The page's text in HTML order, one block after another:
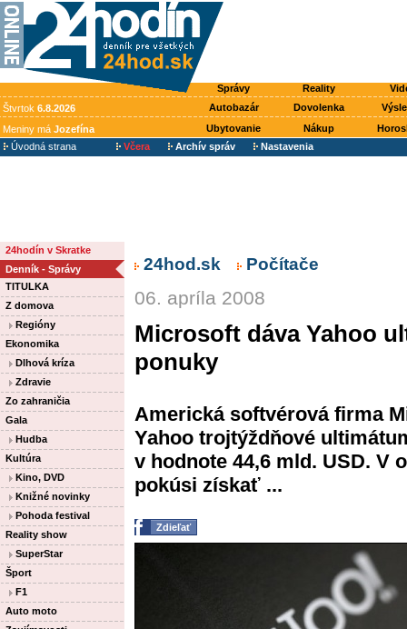
Správy Reality
Štvrtok 6.8.2026 Autobazár Dovolenka
Meniny má Jozefína Ubytovanie Nákup
Úvodná strana
Včera Archív správ Nastavenia
24hodín v Skratke
Denník - Správy
TITULKA
Z domova
Regióny
Ekonomika
Dlhová kríza
Zdravie
Zo zahraničia
Gala
Hudba
Kultúra
Kino, DVD
Knižné novinky
Pohoda festival
Reality show
SuperStar
Šport
F1
Auto moto
24hod.sk Počítače
06. apríla 2008
Microsoft dáva Yahoo
ponuky
Americká softvérová firma
Yahoo trojtýždňové
v hodnote 44,6 mld. USD. V
pokúsi získať ...
Zdieľať